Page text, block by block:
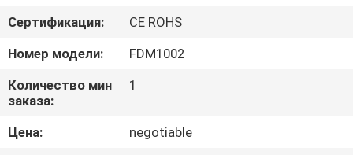
ПУТЕШЕСТВИЕ
ФАБРИКИ
ПРОВЕРКА
КАЧЕСТВА
Сертификация:
CE ROHS
Номер модели:
FDM1002
Количество мин
заказа:
1
Цена:
negotiable